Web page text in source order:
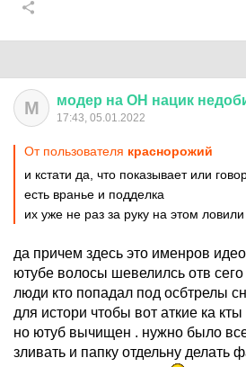
М модер на ОН нацик
17:43, 05.01.2022
От пользователя краснорожий
и кстати да, что показывает или
есть вранье и подделка
их уже не раз за руку на этом ловили
да причем здесь это именров
ютубе волосы шевелилсь отв сего
люди кто попадал под осбтрелы
для истори чтобы вот аткие ка
но ютуб вычищен . нужно было все
зливать и папку отдельну делать